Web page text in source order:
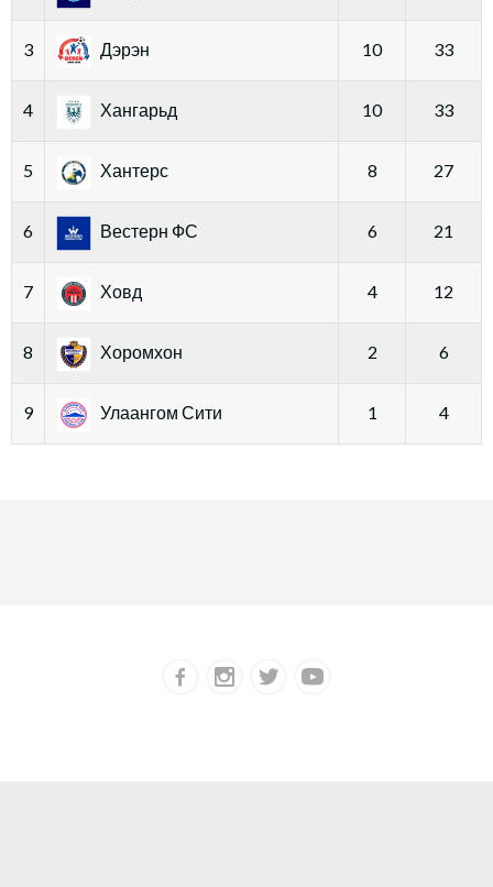
3 Дэрэн 10 33
4 Хангарьд 10 33
5 Хантерс 8 27
6 Вестерн ФС 6 21
7 Ховд 4 12
8 Хоромхон 2 6
9 Улаангом Сити 1 4